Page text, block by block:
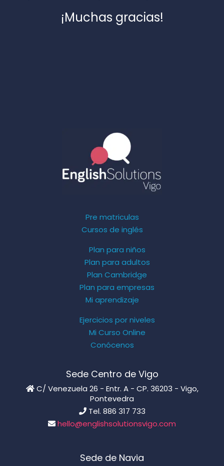
¡Muchas gracias!
Pre matriculas
Cursos de inglés
Plan para niños
Plan para adultos
Plan Cambridge
Plan para empresas
Mi aprendizaje
Ejercicios por niveles
Mi Curso Online
Conócenos
Sede Centro de Vigo
C/ Venezuela 26 - Entr. A - CP. 36203 - Vigo,
Pontevedra
Tel. 886 317 733
hello@englishsolutionsvigo.com
Sede de Navia